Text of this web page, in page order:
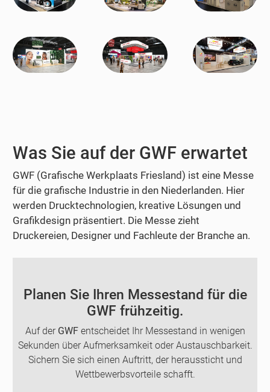
Was Sie auf der GWF erwartet
GWF (Grafische Werkplaats Friesland) ist eine Messe
für die grafische Industrie in den Niederlanden. Hier
werden Drucktechnologien, kreative Lösungen und
Grafikdesign präsentiert. Die Messe zieht
Druckereien, Designer und Fachleute der Branche an.
Planen Sie Ihren Messestand für die
GWF frühzeitig.
Auf der GWFentscheidet Ihr Messestand in wenigen
Sekunden über Aufmerksamkeit oder Austauschbarkeit.
Sichern Sie sich einen Auftritt, der heraussticht und
Wettbewerbsvorteile schafft.